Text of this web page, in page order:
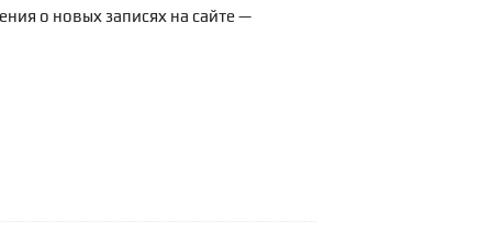
о новых записях на сайте —